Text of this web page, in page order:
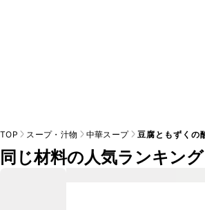
TOP スープ・汁物 中華スープ 豆腐ともずくの
同じ材料の人気ランキング